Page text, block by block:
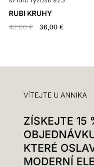
RUBI KRUHY
42,00€ 36,00 €
VÍTEJTE U ANNIKA
ZÍSKEJTE 15
KTERÉ
MODERNÍ